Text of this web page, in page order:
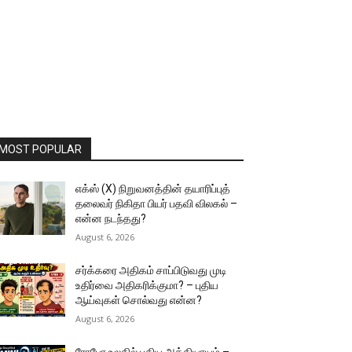
POPULAR
எக்ஸ் (X) நிறுவனத்தின் தயாரிப்புத்
தலைவர் நிகிதா பியர் பதவி விலகல் –
என்ன நடந்தது?
August 6, 2026
சர்க்கரை அதிகம் சாப்பிடுவது முடி
உதிர்வை அதிகரிக்குமா? – புதிய
ஆய்வுகள் சொல்வது என்ன?
August 6, 2026